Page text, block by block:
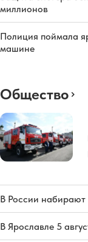
миллионов
Полиция поймала
машине
Общество
В России набирают
В Ярославле 5